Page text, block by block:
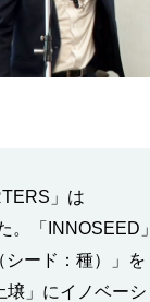
」は
。「INNOSEED」
シード：種）」を
壌」にイノベーシ